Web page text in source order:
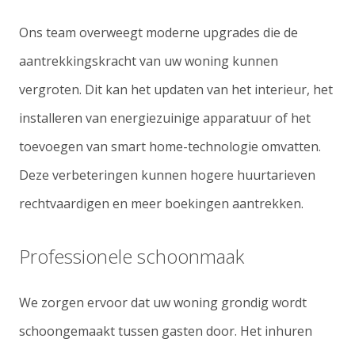
Ons team overweegt moderne upgrades die de
aantrekkingskracht van uw woning kunnen
vergroten. Dit kan het updaten van het interieur, het
installeren van energiezuinige apparatuur of het
toevoegen van smart home-technologie omvatten.
Deze verbeteringen kunnen hogere huurtarieven
rechtvaardigen en meer boekingen aantrekken.
Professionele schoonmaak
We zorgen ervoor dat uw woning grondig wordt
schoongemaakt tussen gasten door. Het inhuren